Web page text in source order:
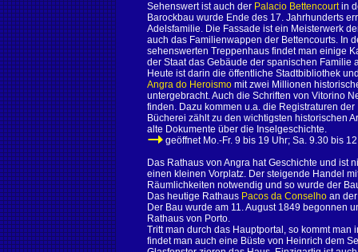
Sehenswert ist auch der Palacio Bettencourtin
Barockbau wurde Ende des 17. Jahrhunderts
Adelsfamilie. Die Fassade ist ein Meisterwerk
auch das Familienwappen der Bettencourts. In
sehenswerten Treppenhaus findet man einige
der Staat das Gebäude der spanischen Familie
Heute ist darin die öffentliche Stadtbibliothek
Angra do Heroismo mit zwei Millionen
untergebracht. Auch die Schriften von Vitorino
finden. Dazu kommen u.a. die Registraturen
Bücherei zählt zu den wichtigsten historischen
alte Dokumente über die Inselgeschichte.
geöffnet Mo.-Fr. 9 bis 19 Uhr; Sa. 9.30 bis
Das Rathaus von Angra hat Geschichte und ist
einen kleinen Vorplatz. Der steigende Handel
Räumlichkeiten notwendig und so wurde der
Das heutige Rathaus Pacos da Conselho an
Der Bau wurde am 11. August 1849 begonnen
Rathaus von Porto.
Tritt man durch das Hauptportal, so kommt
findet man auch eine Büste von Heinrich dem